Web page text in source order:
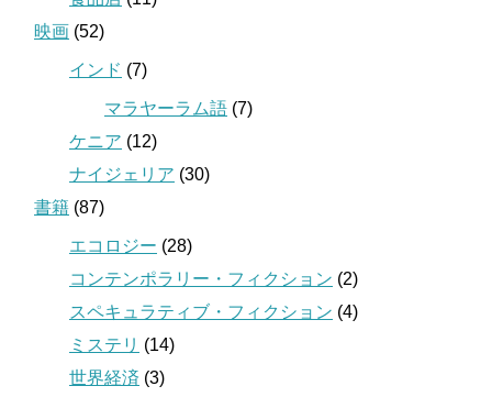
映画 (52)
インド (7)
マラヤーラム語 (7)
ケニア (12)
ナイジェリア (30)
書籍 (87)
エコロジー (28)
コンテンポラリー・フィクション (2)
スペキュラティブ・フィクション (4)
ミステリ (14)
世界経済 (3)